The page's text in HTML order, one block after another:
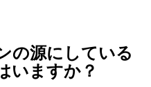
の源にしている
いますか？